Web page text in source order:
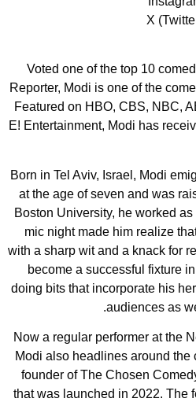
Voted one of the top 10
Reporter, Modi is one of the
Featured on HBO, CBS, NBC,
E! Entertainment, Modi has
Born in Tel Aviv, Israel, Modi
at the age of seven and was
Boston University, he worked
mic night made him realize
with a sharp wit and a knack for
become a successful fixture
doing bits that incorporate his
audiences as
Now a regular performer at the
Modi also headlines around
founder of The Chosen
that was launched in 2022. The